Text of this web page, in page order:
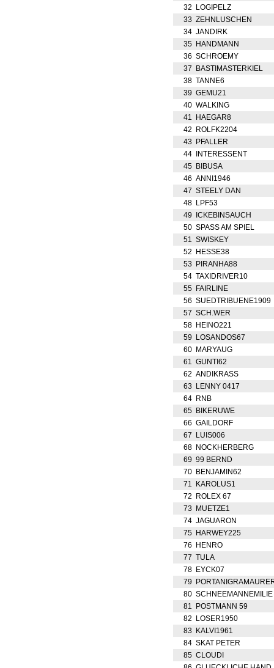
32
LOGIPELZ
33 ZEHNLUSCHEN
34 JANDIRK
35
HANDMANN
36 SCHROEMY
37
BASTIMASTERKIEL
38 TANNE6
39 GEMU21
40 WALKING
41
HAEGAR8
42
ROLFK2204
43
PFALLER
44
INTERESSENT
45
BIBUSA
46 ANNI1946
47 STEELY DAN
48
LPF53
49
ICKEBINSAUCH
50 SPASS AM SPIEL
51 SWISKEY
52
HESSE38
53
PIRANHA88
54 TAXIDRIVER10
55
FAIRLINE
56 SUEDTRIBUENE1909
57 SCH.WER
58
HEINO221
59
LOSANDOS67
60
MARYAUG
61 GUNTI62
62 ANDIKRASS
63
LENNY 0417
64
RNB
65
BIKERUWE
66 GAILDORF
67
LUIS006
68
NOCKHERBERG
69 99 BERND
70
BENJAMIN62
71
KAROLUS1
72
ROLEX 67
73
MUETZE1
74 JAGUARON
75
HARWEY225
76
HENRO
77 TULA
78
EYCK07
79
80 SCHNEEMANNEMILIE
81
POSTMANN 59
82
LOSER1950
83
KALVI1961
84 SKAT PETER
85 CLOUDI